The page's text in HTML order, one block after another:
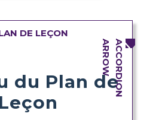
DE LEÇON
du Plan de
Leçon